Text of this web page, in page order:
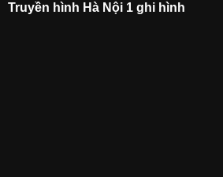
Truyền hình Hà Nội 1 ghi hình